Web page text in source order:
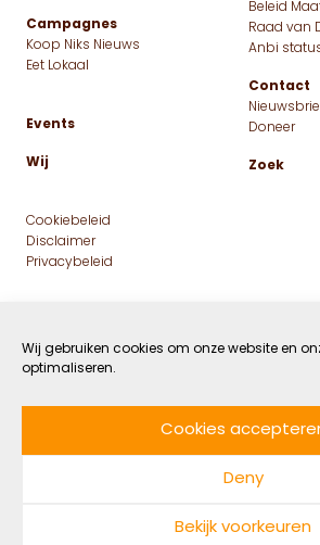
Wij gebruiken cookies om onze website en
optimaliseren.
Cookies
Deny
Bekijk voorkeuren
Campagnes
Koop Niks Nieuws
Eet Lokaal
Events
Wij
Beleid
Raad van
Anbi
Contact
Doneer
Zoek
Cookiebeleid
Disclaimer
Privacybeleid
InstagramLinkedin